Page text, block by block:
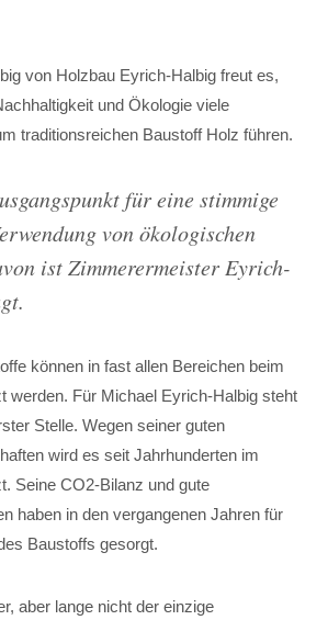
von Holzbau Eyrich-Halbig freut es,
und Ökologie viele
traditionsreichen Baustoff Holz führen.
für eine stimmige
von ökologischen
ist Zimmerermeister Eyrich-
können in fast allen Bereichen beim
werden. Für Michael Eyrich-Halbig steht
Stelle. Wegen seiner guten
wird es seit Jahrhunderten im
Seine CO2-Bilanz und gute
haben in den vergangenen Jahren für
Baustoffs gesorgt.
aber lange nicht der einzige